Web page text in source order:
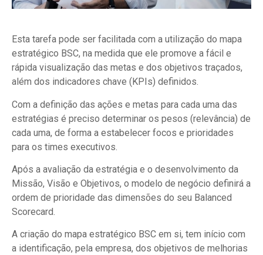
Esta tarefa pode ser facilitada com a utilização do mapa
estratégico BSC, na medida que ele promove a fácil e
rápida visualização das metas e dos objetivos traçados,
além dos indicadores chave (KPIs) definidos.
Com a definição das ações e metas para cada uma das
estratégias é preciso determinar os pesos (relevância) de
cada uma, de forma a estabelecer focos e prioridades
para os times executivos.
Após a avaliação da estratégia e o desenvolvimento da
Missão, Visão e Objetivos, o modelo de negócio definirá a
ordem de prioridade das dimensões do seu Balanced
Scorecard.
A criação do mapa estratégico BSC em si, tem início com
a identificação, pela empresa, dos objetivos de melhorias